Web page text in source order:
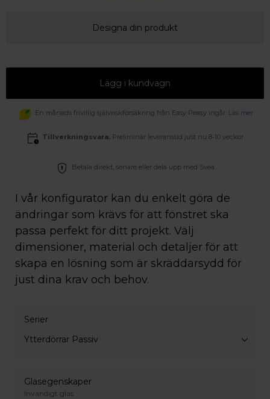
Designa din produkt
Lägg i kundvagn
En månads frivillig självriskförsäkring från Easy Peasy ingår. Läs mer
Tillverkningsvara. Preliminär leveranstid just nu 8-10 veckor.
Betala direkt, senare eller dela upp med Svea.
I vår konfigurator kan du enkelt göra de
ändringar som krävs för att fönstret ska
passa perfekt för ditt projekt. Välj
dimensioner, material och detaljer för att
skapa en lösning som är skräddarsydd för
just dina krav och behov.
Serier
Ytterdörrar Passiv
Glasegenskaper
Invändigt glas